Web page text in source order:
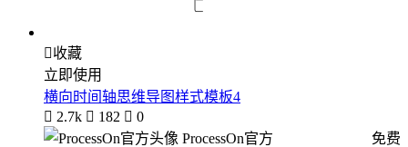
收藏
立即使用
横向时间轴思维导图样式模板4
 2.7k  182  0
ProcessOn官方
免费